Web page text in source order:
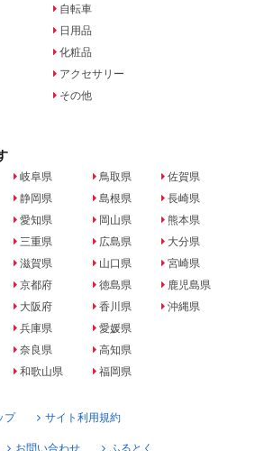
自転車
日用品
化粧品
アクセサリー
その他
岐阜県
静岡県
愛知県
三重県
滋賀県
京都府
大阪府
兵庫県
奈良県
和歌山県
鳥取県
島根県
岡山県
広島県
山口県
徳島県
香川県
愛媛県
高知県
福岡県
佐賀県
長崎県
熊本県
大分県
宮崎県
鹿児島県
沖縄県
プ サイト利用規約